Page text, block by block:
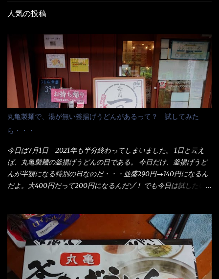
人気の投稿
丸亀製麺で、湯が無い釜揚げうどんがあるって？ 試してみた
ら・・・
今日は7月1日 2021年も半分終わってしまいました。 1日と云え
ば、丸亀製麺の釜揚げうどんの日である。 今日だけ、釜揚げうど
んが半額になる特別の日なのだ・・・並盛290円→140円になるん
だよ。大400円だって200円になるんだゾ！ でも今日は試したい
でる～ でもコレって食べきるまで湯に浸かっているわけで、最
初と最後では麺の固さというかコシが違う！ だったら湯なんか要
らないじゃん！ 茹で上げ直後の麺だけいいよ！となるでしょ
う。 事前にググって調べたら、やっぱり＜湯無し＞注文は、裏注
文方法としてあるらしい。 それと店員によっては、理解出来ない